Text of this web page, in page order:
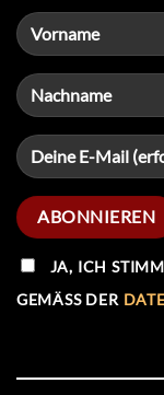
JA, ICH
GEMÄSS DER